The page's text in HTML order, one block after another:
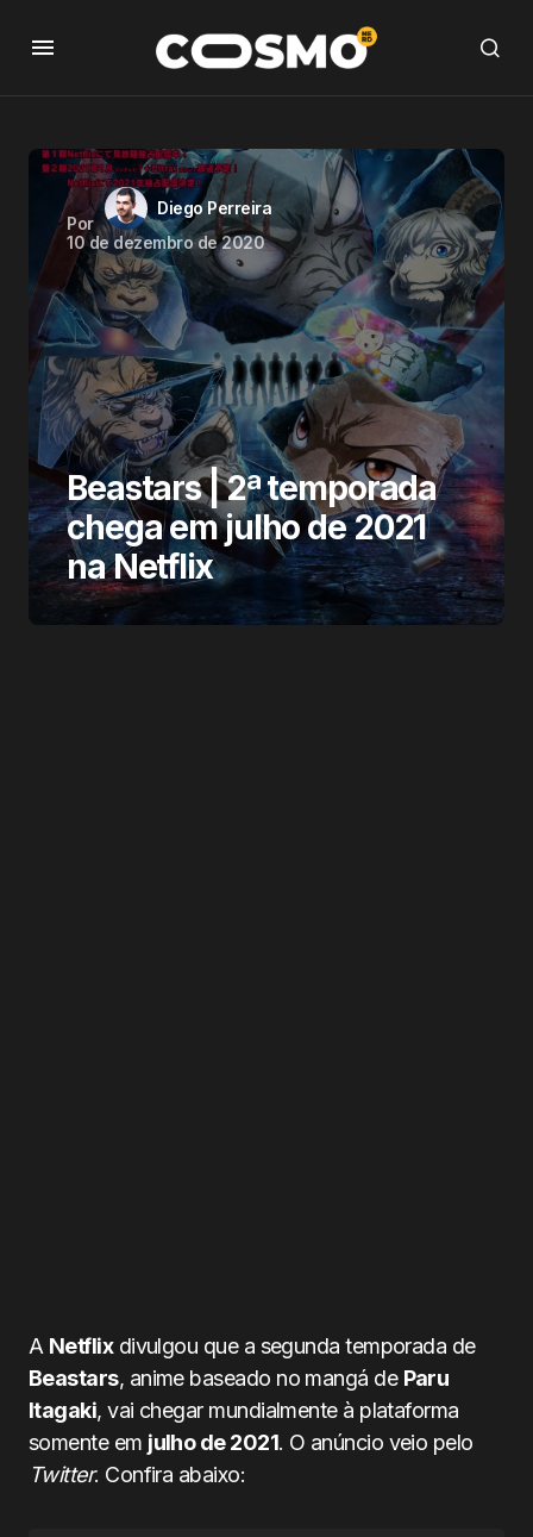
Por
Diego Perreira
10 de dezembro de 2020
Beastars | 2ª temporada
chega em julho de 2021
na Netflix
A Netflixdivulgou que a segunda temporada de
Beastars, anime baseado no mangá de Paru
Itagaki, vai chegar mundialmente à plataforma
somente em julho de 2021. O anúncio veio pelo
Twitter. Confira abaixo: